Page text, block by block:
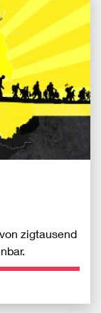
Bei
zigtausend